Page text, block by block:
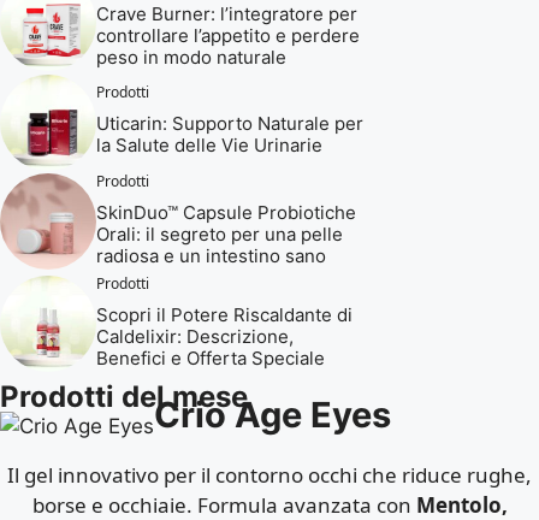
Crave Burner: l’integratore per
controllare l’appetito e perdere
peso in modo naturale
Prodotti
Uticarin: Supporto Naturale per
la Salute delle Vie Urinarie
Prodotti
SkinDuo™ Capsule Probiotiche
Orali: il segreto per una pelle
radiosa e un intestino sano
Prodotti
Scopri il Potere Riscaldante di
Caldelixir: Descrizione,
Benefici e Offerta Speciale
Prodotti del meseCrio Age Eyes
Il gel innovativo per il contorno occhi che riduce rughe,
borse e occhiaie. Formula avanzata con Mentolo,